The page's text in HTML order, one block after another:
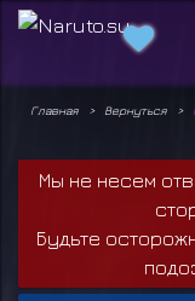
Главная Вернуться
Мы не несем
Будьте